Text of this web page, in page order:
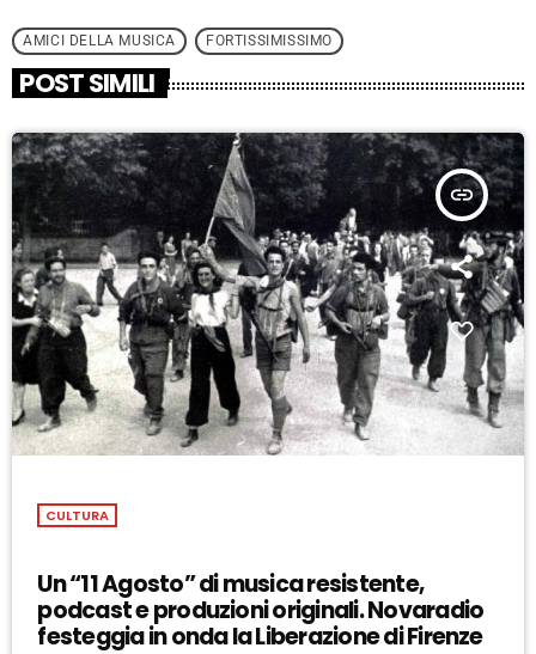
AMICI DELLA MUSICA FORTISSIMISSIMO
POST SIMILI
insert_link
CULTURA
Un “11 Agosto” di musica resistente,
podcast e produzioni originali. Novaradio
festeggia in onda la Liberazione di Firenze